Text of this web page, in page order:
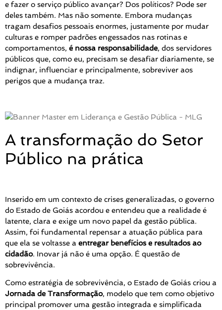
e fazer o serviço público avançar? Dos políticos? Pode ser
deles também. Mas não somente. Embora mudanças
tragam desafios pessoais enormes, justamente por mudar
culturas e romper padrões engessados nas rotinas e
comportamentos, é nossa responsabilidade, dos servidores
públicos que, como eu, precisam se desafiar diariamente, se
indignar, influenciar e principalmente, sobreviver aos
perigos que a mudança traz.
A transformação do Setor
Público na prática
Inserido em um contexto de crises generalizadas, o governo
do Estado de Goiás acordou e entendeu que a realidade é
latente, clara e exige um novo papel da gestão pública.
Assim, foi fundamental repensar a atuação pública para
que ela se voltasse a entregar benefícios e resultados ao
cidadão. Inovar já não é uma opção. É questão de
sobrevivência.
Como estratégia de sobrevivência, o Estado de Goiás criou a
Jornada de Transformação, modelo que tem como objetivo
principal promover uma gestão integrada e simplificada